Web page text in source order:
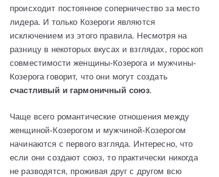
происходит постоянное соперничество за место
лидера. И только Козероги являются
исключением из этого правила. Несмотря на
разницу в некоторых вкусах и взглядах, гороскоп
совместимости женщины-Козерога и мужчины-
Козерога говорит, что они могут создать
счастливый и гармоничный союз.
Чаще всего романтические отношения между
женщиной-Козерогом и мужчиной-Козерогом
начинаются с первого взгляда. Интересно, что
если они создают союз, то практически никогда
не разводятся, проживая друг с другом всю